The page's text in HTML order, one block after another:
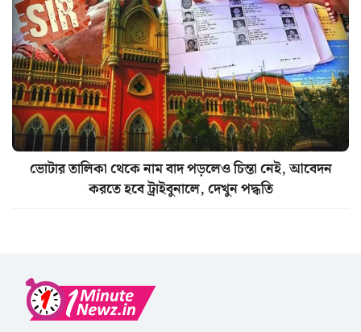
ভোটার তালিকা থেকে নাম বাদ পড়লেও চিন্তা নেই, আবেদন
করতে হবে ট্রাইবুনালে, দেখুন পদ্ধতি